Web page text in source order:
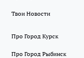
Твои Новости
Про Город Курск
Про Город Рыбинск